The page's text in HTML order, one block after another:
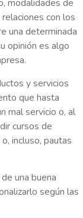
modalidades de
con los
una determinada
opinión es algo
y servicios
que hasta
mal servicio o, al
cursos de
incluso, pautas
una buena
según las